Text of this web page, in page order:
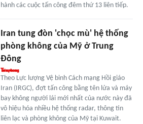
hành các cuộc tấn công đêm thứ 13 liên tiếp.
Iran tung đòn 'chọc mù' hệ thống
phòng không của Mỹ ở Trung
Đông
Theo Lực lượng Vệ binh Cách mạng Hồi giáo
Iran (IRGC), đợt tấn công bằng tên lửa và máy
bay không người lái mới nhất của nước này đã
vô hiệu hóa nhiều hệ thống radar, thông tin
liên lạc và phòng không của Mỹ tại Kuwait.